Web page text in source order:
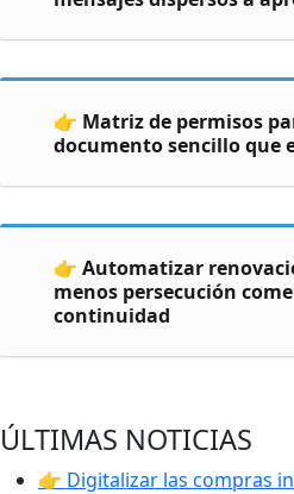
👉 Matriz de permisos
documento sencillo que
👉 Automatizar
menos persecución
continuidad
ÚLTIMAS NOTICIAS
👉 Digitalizar las compras